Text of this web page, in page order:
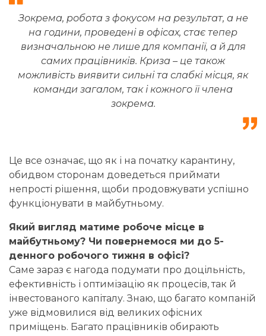
Зокрема, робота з фокусом на результат, а не
на години, проведені в офісах, стає тепер
визначальною не лише для компанії, а й для
самих працівників. Криза – це також
можливість виявити сильні та слабкі місця, як
команди загалом, так і кожного її члена
зокрема.
Це все означає, що як і на початку карантину,
обидвом сторонам доведеться приймати
непрості рішення, щоби продовжувати успішно
функціонувати в майбутньому.
Який вигляд матиме робоче місце в
майбутньому? Чи повернемося ми до 5-
денного робочого тижня в офісі?
Саме зараз є нагода подумати про доцільність,
ефективність і оптимізацію як процесів, так й
інвестованого капіталу. Знаю, що багато компаній
уже відмовилися від великих офісних
приміщень. Багато працівників обирають